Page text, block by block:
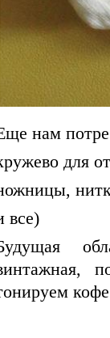
нам
для
все)